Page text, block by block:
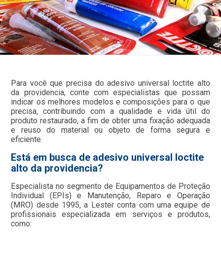
Para você que precisa do adesivo universal loctite alto
da providencia, conte com especialistas que possam
indicar os melhores modelos e composições para o que
precisa, contribuindo com a qualidade e vida útil do
produto restaurado, a fim de obter uma fixação adequada
e reuso do material ou objeto de forma segura e
eficiente.
Está em busca de adesivo universal loctite
alto da providencia?
Especialista no segmento de Equipamentos de Proteção
Individual (EPIs) e Manutenção, Reparo e Operação
(MRO) desde 1995, a Lester conta com uma equipe de
profissionais especializada em serviços e produtos,
como: